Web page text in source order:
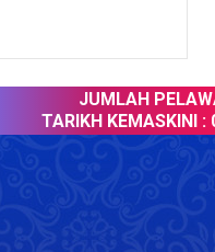
JUMLAH
TARIKH KEMASKINI :